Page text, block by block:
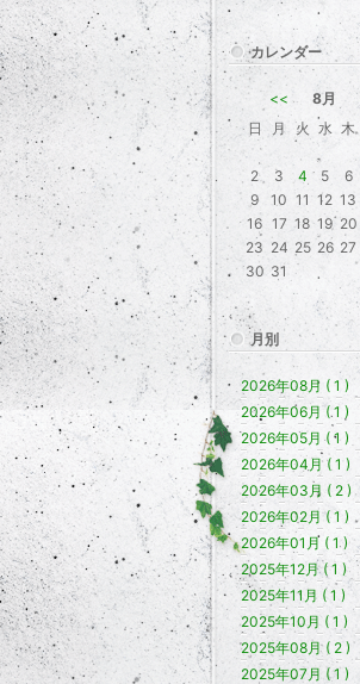
カレンダー
<< 8月
日
月 火 水 木
2
3 4 5 6
9
10 11 12 13
16 17 18 19 20
23 24 25 26 27
30 31
月別
2026年08月 ( 1 )
2026年06月 ( 1 )
2026年05月 ( 1 )
2026年04月 ( 1 )
2026年03月 ( 2 )
2026年02月 ( 1 )
2026年01月 ( 1 )
2025年12月 ( 1 )
2025年11月 ( 1 )
2025年10月 ( 1 )
2025年08月 ( 2 )
2025年07月 ( 1 )